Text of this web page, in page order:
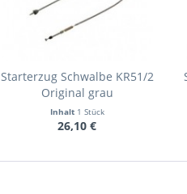
Starterzug Schwalbe KR51/2
Original grau
Inhalt 1 Stück
26,10 €